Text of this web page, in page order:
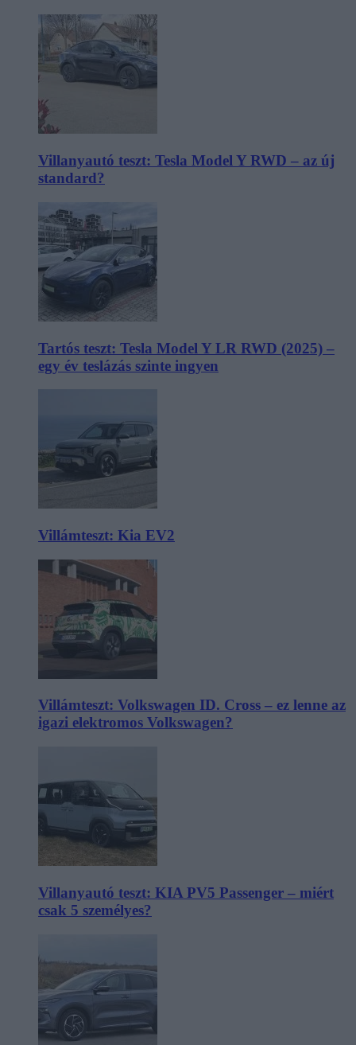
Villanyautó teszt: Tesla Model Y RWD – az új
standard?
Tartós teszt: Tesla Model Y LR RWD (2025) –
egy év teslázás szinte ingyen
Villámteszt: Kia EV2
Villámteszt: Volkswagen ID. Cross – ez lenne az
igazi elektromos Volkswagen?
Villanyautó teszt: KIA PV5 Passenger – miért
csak 5 személyes?